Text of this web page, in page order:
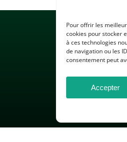
Pour offrir les
cookies pour stocker
à ces technologies
de navigation ou les
consentement peut
Accepter